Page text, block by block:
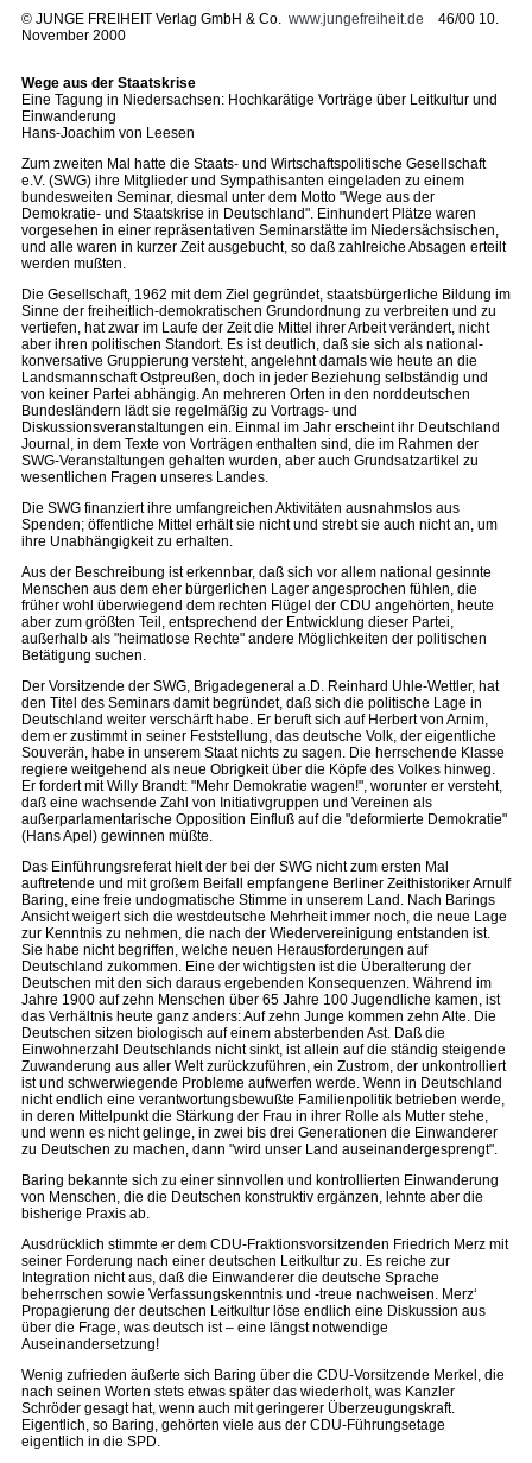
© JUNGE FREIHEIT Verlag GmbH & Co. www.jungefreiheit.de 46/00 10.
November 2000
Wege aus der Staatskrise
Eine Tagung in Niedersachsen: Hochkarätige Vorträge über Leitkultur und
Einwanderung
Hans-Joachim von Leesen
Zum zweiten Mal hatte die Staats- und Wirtschaftspolitische Gesellschaft
e.V. (SWG) ihre Mitglieder und Sympathisanten eingeladen zu einem
bundesweiten Seminar, diesmal unter dem Motto "Wege aus der
Demokratie- und Staatskrise in Deutschland". Einhundert Plätze waren
vorgesehen in einer repräsentativen Seminarstätte im Niedersächsischen,
und alle waren in kurzer Zeit ausgebucht, so daß zahlreiche Absagen erteilt
werden mußten.
Die Gesellschaft, 1962 mit dem Ziel gegründet, staatsbürgerliche Bildung im
Sinne der freiheitlich-demokratischen Grundordnung zu verbreiten und zu
vertiefen, hat zwar im Laufe der Zeit die Mittel ihrer Arbeit verändert, nicht
aber ihren politischen Standort. Es ist deutlich, daß sie sich als national-
konversative Gruppierung versteht, angelehnt damals wie heute an die
Landsmannschaft Ostpreußen, doch in jeder Beziehung selbständig und
von keiner Partei abhängig. An mehreren Orten in den norddeutschen
Bundesländern lädt sie regelmäßig zu Vortrags- und
Diskussionsveranstaltungen ein. Einmal im Jahr erscheint ihr Deutschland
Journal, in dem Texte von Vorträgen enthalten sind, die im Rahmen der
SWG-Veranstaltungen gehalten wurden, aber auch Grundsatzartikel zu
wesentlichen Fragen unseres Landes.
Die SWG finanziert ihre umfangreichen Aktivitäten ausnahmslos aus
Spenden; öffentliche Mittel erhält sie nicht und strebt sie auch nicht an, um
ihre Unabhängigkeit zu erhalten.
Aus der Beschreibung ist erkennbar, daß sich vor allem national gesinnte
Menschen aus dem eher bürgerlichen Lager angesprochen fühlen, die
früher wohl überwiegend dem rechten Flügel der CDU angehörten, heute
aber zum größten Teil, entsprechend der Entwicklung dieser Partei,
außerhalb als "heimatlose Rechte" andere Möglichkeiten der politischen
Betätigung suchen.
Der Vorsitzende der SWG, Brigadegeneral a.D. Reinhard Uhle-Wettler, hat
den Titel des Seminars damit begründet, daß sich die politische Lage in
Deutschland weiter verschärft habe. Er beruft sich auf Herbert von Arnim,
dem er zustimmt in seiner Feststellung, das deutsche Volk, der eigentliche
Souverän, habe in unserem Staat nichts zu sagen. Die herrschende Klasse
regiere weitgehend als neue Obrigkeit über die Köpfe des Volkes hinweg.
Er fordert mit Willy Brandt: "Mehr Demokratie wagen!", worunter er versteht,
daß eine wachsende Zahl von Initiativgruppen und Vereinen als
außerparlamentarische Opposition Einfluß auf die "deformierte Demokratie"
(Hans Apel) gewinnen müßte.
Das Einführungsreferat hielt der bei der SWG nicht zum ersten Mal
auftretende und mit großem Beifall empfangene Berliner Zeithistoriker Arnulf
Baring, eine freie undogmatische Stimme in unserem Land. Nach Barings
Ansicht weigert sich die westdeutsche Mehrheit immer noch, die neue Lage
zur Kenntnis zu nehmen, die nach der Wiedervereinigung entstanden ist.
Sie habe nicht begriffen, welche neuen Herausforderungen auf
Deutschland zukommen. Eine der wichtigsten ist die Überalterung der
Deutschen mit den sich daraus ergebenden Konsequenzen. Während im
Jahre 1900 auf zehn Menschen über 65 Jahre 100 Jugendliche kamen, ist
das Verhältnis heute ganz anders: Auf zehn Junge kommen zehn Alte. Die
Deutschen sitzen biologisch auf einem absterbenden Ast. Daß die
Einwohnerzahl Deutschlands nicht sinkt, ist allein auf die ständig steigende
Zuwanderung aus aller Welt zurückzuführen, ein Zustrom, der unkontrolliert
ist und schwerwiegende Probleme aufwerfen werde. Wenn in Deutschland
nicht endlich eine verantwortungsbewußte Familienpolitik betrieben werde,
in deren Mittelpunkt die Stärkung der Frau in ihrer Rolle als Mutter stehe,
und wenn es nicht gelinge, in zwei bis drei Generationen die Einwanderer
zu Deutschen zu machen, dann "wird unser Land auseinandergesprengt".
Baring bekannte sich zu einer sinnvollen und kontrollierten Einwanderung
von Menschen, die die Deutschen konstruktiv ergänzen, lehnte aber die
bisherige Praxis ab.
Ausdrücklich stimmte er dem CDU-Fraktionsvorsitzenden Friedrich Merz mit
seiner Forderung nach einer deutschen Leitkultur zu. Es reiche zur
Integration nicht aus, daß die Einwanderer die deutsche Sprache
beherrschen sowie Verfassungskenntnis und -treue nachweisen. Merz‘
Propagierung der deutschen Leitkultur löse endlich eine Diskussion aus
über die Frage, was deutsch ist – eine längst notwendige
Auseinandersetzung!
Wenig zufrieden äußerte sich Baring über die CDU-Vorsitzende Merkel, die
nach seinen Worten stets etwas später das wiederholt, was Kanzler
Schröder gesagt hat, wenn auch mit geringerer Überzeugungskraft.
Eigentlich, so Baring, gehörten viele aus der CDU-Führungsetage
eigentlich in die SPD.